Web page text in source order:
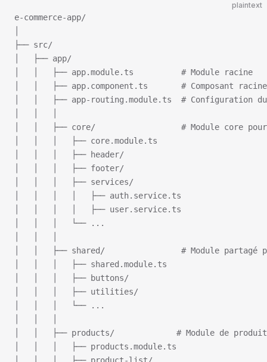
plaintext
e-commerce-app/
├── src/
│   ├── app/
│   │   ├── app.module.ts          # Module racine
│   │   ├── app.component.ts       # Composant racine
│   │   ├── app-routing.module.ts  # Configuration
│   │   ├── core/                  # Module core pour
│   │   │   ├── core.module.ts
│   │   │   ├── header/
│   │   │   ├── footer/
│   │   │   ├── services/
│   │   │   │   ├── auth.service.ts
│   │   │   │   ├── user.service.ts
│   │   │   └── ...
│   │   ├── shared/                # Module partagé
│   │   │   ├── shared.module.ts
│   │   │   ├── buttons/
│   │   │   ├── utilities/
│   │   │   └── ...
│   │   ├── products/             # Module de
│   │   │   ├── products.module.ts